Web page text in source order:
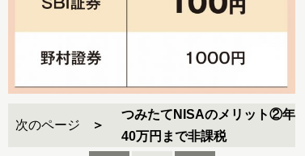
次のページ
つみたてNISAのメリット②年
40万円まで非課税